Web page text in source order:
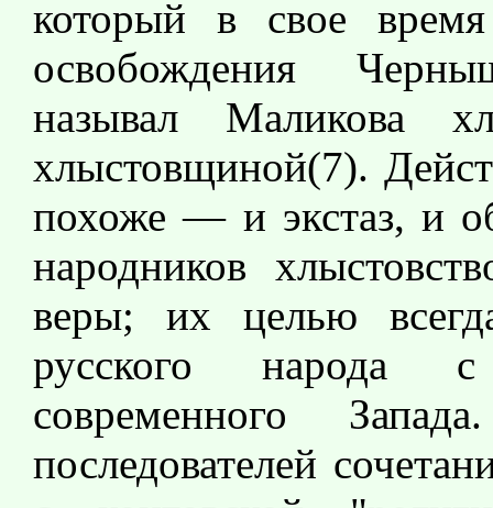
который в свое
освобождения
называл Маликова
хлыстовщиной(7).
похоже — и экстаз, и
народников
веры; их целью
русского народа
современного
последователей